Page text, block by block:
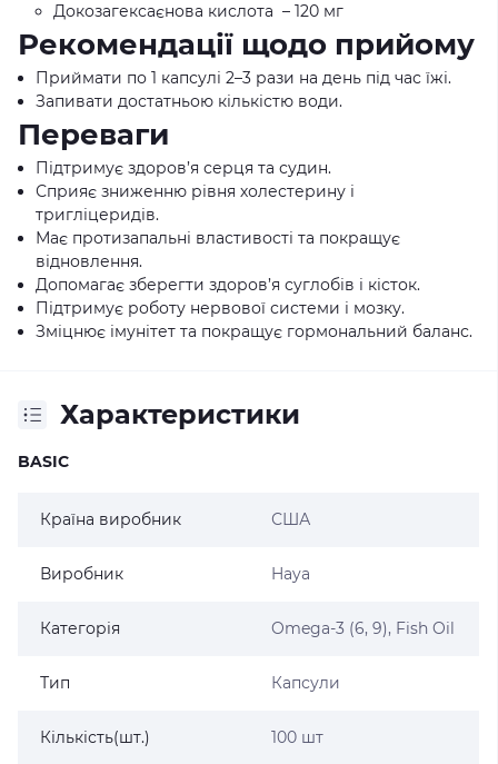
Докозагексаєнова кислота – 120 мг
Рекомендації щодо прийому
Приймати по 1 капсулі 2–3 рази на день під час їжі.
Запивати достатньою кількістю води.
Переваги
Підтримує здоров’я серця та судин.
Сприяє зниженню рівня холестерину і
тригліцеридів.
Має протизапальні властивості та покращує
відновлення.
Допомагає зберегти здоров’я суглобів і кісток.
Підтримує роботу нервової системи і мозку.
Зміцнює імунітет та покращує гормональний баланс.
Характеристики
BASIC
Країна виробник США
Виробник Haya
Категорія Omega-3 (6, 9), Fish Oil
Тип Капсули
Кількість(шт.) 100 шт